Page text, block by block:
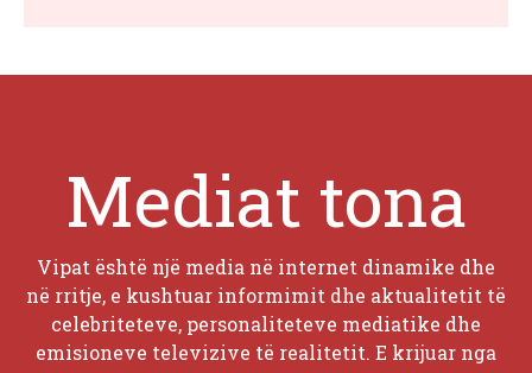
Mediat tona
Vipat është një media në internet dinamike dhe
në rritje, e kushtuar informimit dhe aktualitetit të
celebriteteve, personaliteteve mediatike dhe
emisioneve televizive të realitetit. E krijuar nga